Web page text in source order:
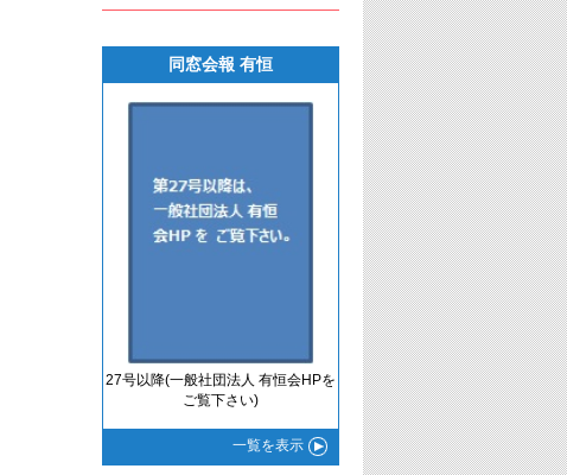
同窓会報 有恒
27号以降(一般社団法人 有恒会HPを
ご覧下さい)
一覧を表示